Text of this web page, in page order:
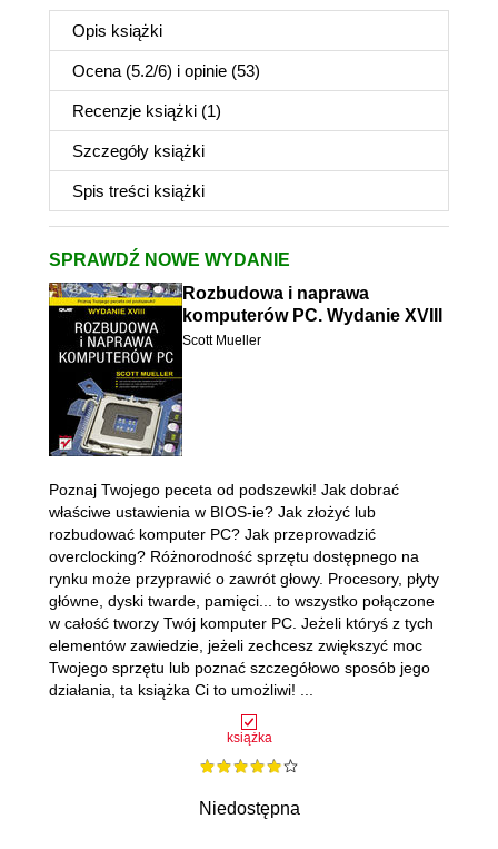
Opis książki
Ocena (5.2/6) i opinie (53)
Recenzje książki (1)
Szczegóły książki
Spis treści książki
SPRAWDŹ NOWE WYDANIE
Rozbudowa i naprawa
komputerów PC. Wydanie XVIII
Scott Mueller
książka
Niedostępna
Poznaj Twojego peceta od podszewki! Jak dobrać
właściwe ustawienia w BIOS-ie? Jak złożyć lub
rozbudować komputer PC? Jak przeprowadzić
overclocking? Różnorodność sprzętu dostępnego na
rynku może przyprawić o zawrót głowy. Procesory, płyty
główne, dyski twarde, pamięci... to wszystko połączone
w całość tworzy Twój komputer PC. Jeżeli któryś z tych
elementów zawiedzie, jeżeli zechcesz zwiększyć moc
Twojego sprzętu lub poznać szczegółowo sposób jego
działania, ta książka Ci to umożliwi! ...